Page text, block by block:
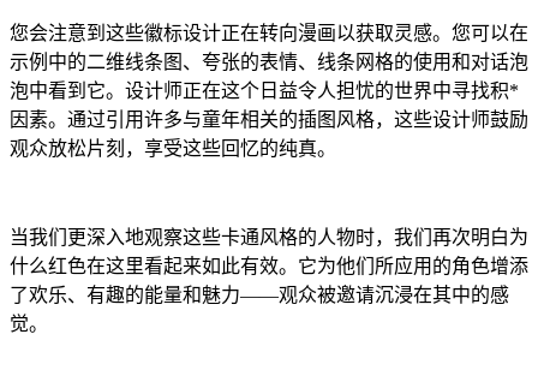
您会注意到这些徽标设计正在转向漫画以获取灵感。您可以在
示例中的二维线条图、夸张的表情、线条网格的使用和对话泡
泡中看到它。设计师正在这个日益令人担忧的世界中寻找积*
因素。通过引用许多与童年相关的插图风格，这些设计师鼓励
观众放松片刻，享受这些回忆的纯真。
当我们更深入地观察这些卡通风格的人物时，我们再次明白为
什么红色在这里看起来如此有效。它为他们所应用的角色增添
了欢乐、有趣的能量和魅力——观众被邀请沉浸在其中的感
觉。